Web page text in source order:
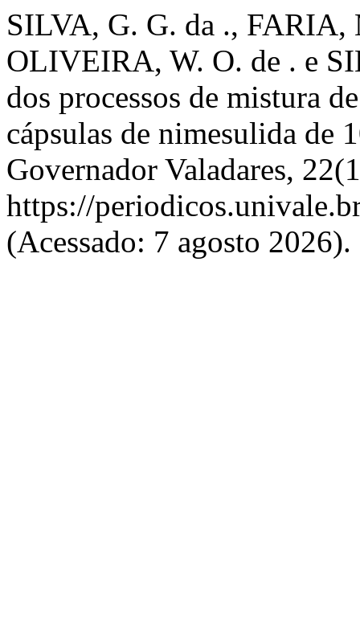
SILVA, G. G. da ., FARIA,
OLIVEIRA, W. O. de . e
dos processos de mistura
cápsulas de nimesulida de
Governador Valadares,
https://
(Acessado: 7 agosto 2026).